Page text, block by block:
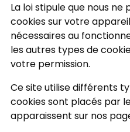
La loi stipule que nous
cookies sur votre
nécessaires au
les autres types de
votre permission.
Ce site utilise différents
cookies sont placés par
apparaissent sur nos